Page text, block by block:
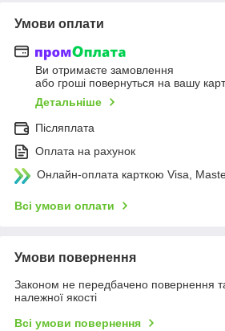
Умови оплати
Ви отримаєте замовлення
або гроші повернуться на вашу
Детальніше
Післяплата
Оплата на рахунок
Онлайн-оплата карткою Visa,
Всі умови оплати
Умови повернення
Законом не передбачено повернення
належної якості
Всі умови повернення